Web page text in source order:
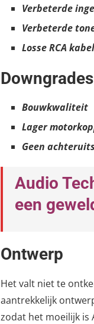
Verbeterde
Verbeterde
Losse RCA
Downgrades
Bouwkwaliteit
Lager
Geen
Audio
een
Ontwerp
Het valt niet te
aantrekkelijk
zodat het moeilijk is